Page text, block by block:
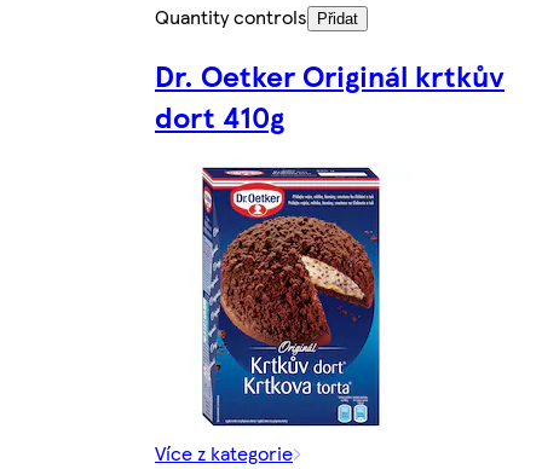
Quantity controls
Přidat
Dr. Oetker Originál krtkův
dort 410g
Více z kategorie